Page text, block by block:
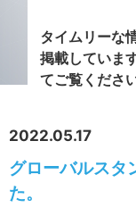
タイムリーな
掲載しています
てご覧ください
2022.05.17
グローバルスタ
た。